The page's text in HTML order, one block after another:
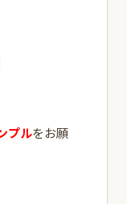
プルをお願